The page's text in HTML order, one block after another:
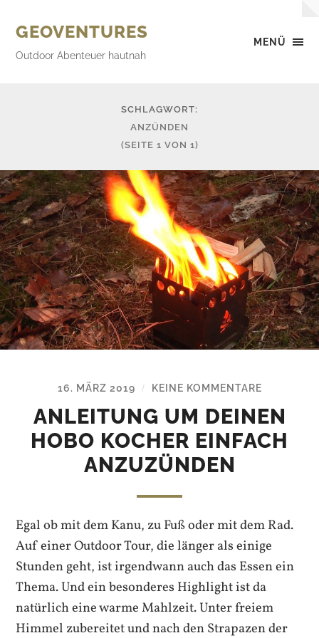
MENÜ
GEOVENTURES
Outdoor Abenteuer hautnah
SCHLAGWORT:
ANZÜNDEN
(SEITE 1 VON 1)
16. MÄRZ 2019 / KEINE KOMMENTARE
ANLEITUNG UM DEINEN
HOBO KOCHER EINFACH
ANZUZÜNDEN
Egal ob mit dem Kanu, zu Fuß oder mit dem Rad.
Auf einer Outdoor Tour, die länger als einige
Stunden geht, ist irgendwann auch das Essen ein
Thema. Und ein besonderes Highlight ist da
natürlich eine warme Mahlzeit. Unter freiem
Himmel zubereitet und nach den Strapazen der